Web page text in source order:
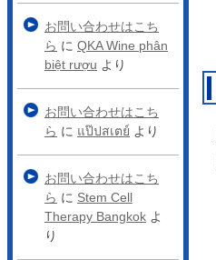
お問い合わせはこち
ら に QKA Wine phân
biệt rượu より
お問い合わせはこち
ら に แป๊ปสเตย์ より
お問い合わせはこち
ら に Stem Cell
Therapy Bangkok よ
り